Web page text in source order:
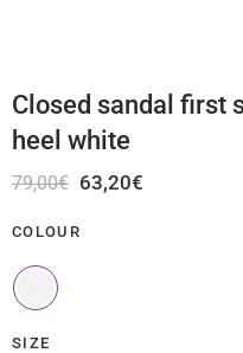
Closed sandal first
heel white
79,00€ 63,20€
COLOUR
SIZE